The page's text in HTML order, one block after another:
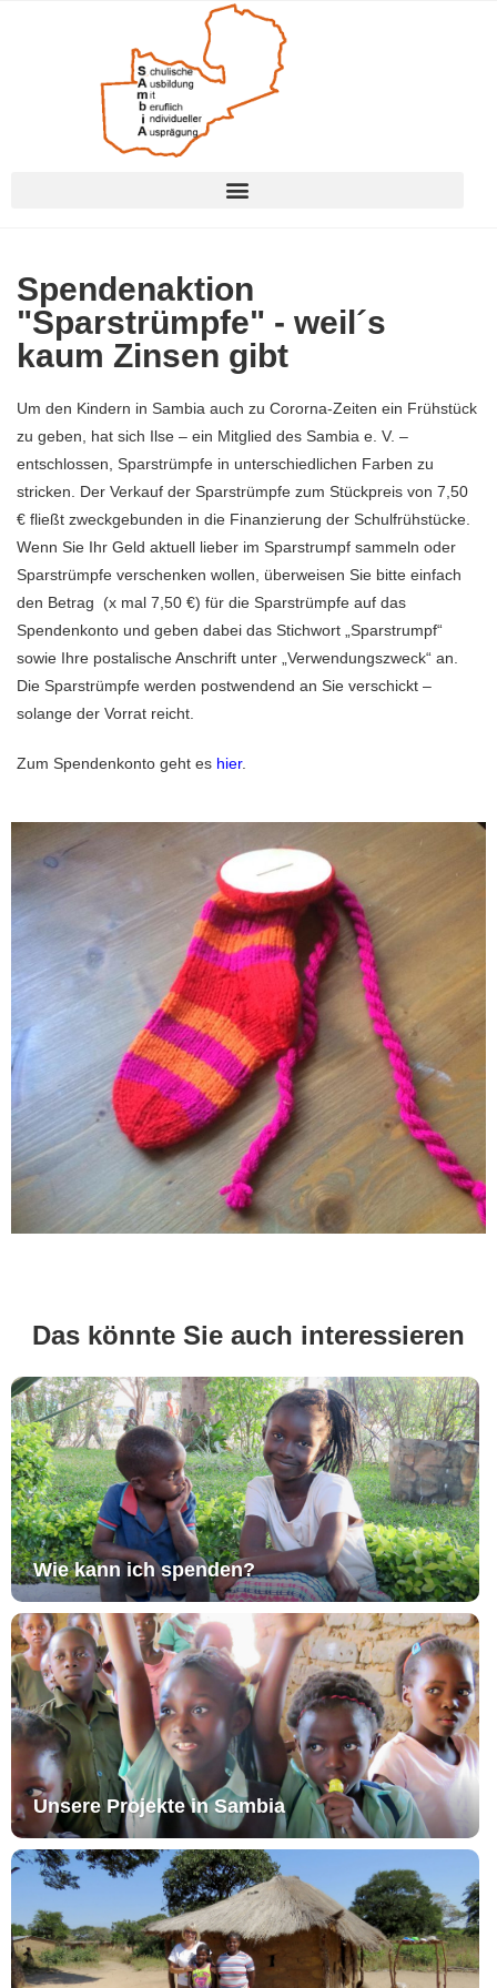
Spendenaktion
"Sparstrümpfe" - weil´s
kaum Zinsen gibt
Um den Kindern in Sambia auch zu Cororna-Zeiten ein Frühstück
zu geben, hat sich Ilse – ein Mitglied des Sambia e. V. –
entschlossen, Sparstrümpfe in unterschiedlichen Farben zu
stricken. Der Verkauf der Sparstrümpfe zum Stückpreis von 7,50
€ fließt zweckgebunden in die Finanzierung der Schulfrühstücke.
Wenn Sie Ihr Geld aktuell lieber im Sparstrumpf sammeln oder
Sparstrümpfe verschenken wollen, überweisen Sie bitte einfach
den Betrag (x mal 7,50 €) für die Sparstrümpfe auf das
Spendenkonto und geben dabei das Stichwort „Sparstrumpf“
sowie Ihre postalische Anschrift unter „Verwendungszweck“ an.
Die Sparstrümpfe werden postwendend an Sie verschickt –
solange der Vorrat reicht.
Zum Spendenkonto geht es hier.
Das könnte Sie auch interessieren
Wie kann ich spenden?
Unsere Projekte in Sambia